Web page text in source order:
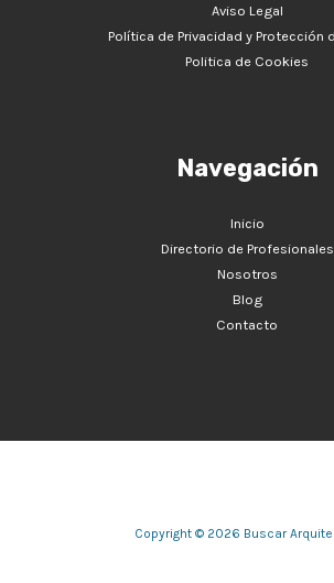
Aviso Legal
Política de Privacidad y Protección
Politica de Cookies
Navegación
Inicio
Directorio de Profesionales
Nosotros
Blog
Contacto
Copyright © 2026 Buscar